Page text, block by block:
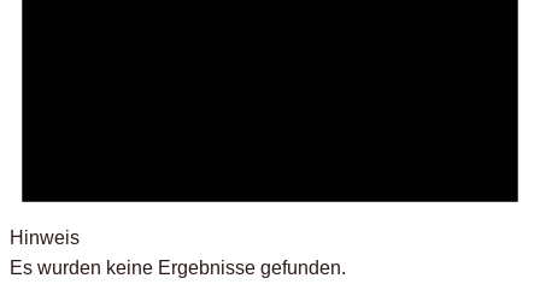
Hinweis
Es wurden keine Ergebnisse gefunden.